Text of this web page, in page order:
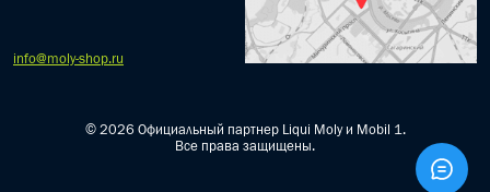
info@moly-shop.ru
© 2026 Официальный партнер Liqui Moly и Mobil 1.
Все права защищены.